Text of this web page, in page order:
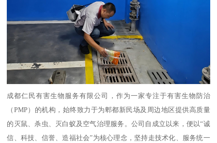
成都仁民有害生物服务有限公司，作为一家专注于有害生物防治
（PMP）的机构，始终致力于为郫都新民场及周边地区提供高质量
的灭鼠、杀虫、灭白蚁及空气治理服务。公司自成立以来，便以“诚
信、科技、信誉、造福社会”为核心理念，坚持走技术化、服务统一